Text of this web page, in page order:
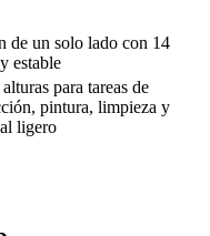
de un solo lado con 14
estable
para tareas de
pintura, limpieza y
ligero
pintura, limpieza y
ligero